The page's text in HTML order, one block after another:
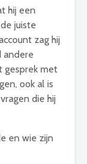
hij een
juiste
zag hij
andere
gesprek met
ook al is
die hij
en wie zijn